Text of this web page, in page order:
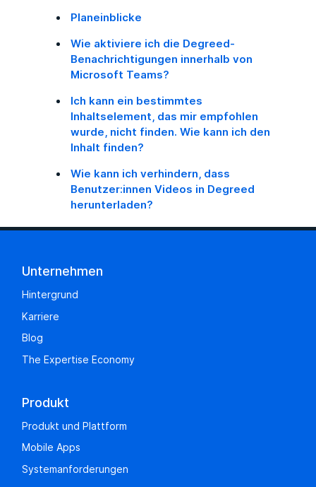
Planeinblicke
Wie aktiviere ich die Degreed-
Benachrichtigungen innerhalb von
Microsoft Teams?
Ich kann ein bestimmtes
Inhaltselement, das mir empfohlen
wurde, nicht finden. Wie kann ich den
Inhalt finden?
Wie kann ich verhindern, dass
Benutzer:innen Videos in Degreed
herunterladen?
Unternehmen
Hintergrund
Karriere
Blog
The Expertise Economy
Produkt
Produkt und Plattform
Mobile Apps
Systemanforderungen